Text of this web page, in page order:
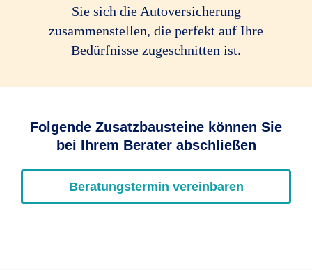
Sie sich die Autoversicherung
zusammenstellen, die perfekt auf Ihre
Bedürfnisse zugeschnitten ist.
Folgende Zusatzbausteine können Sie
bei Ihrem Berater abschließen
Beratungstermin vereinbaren